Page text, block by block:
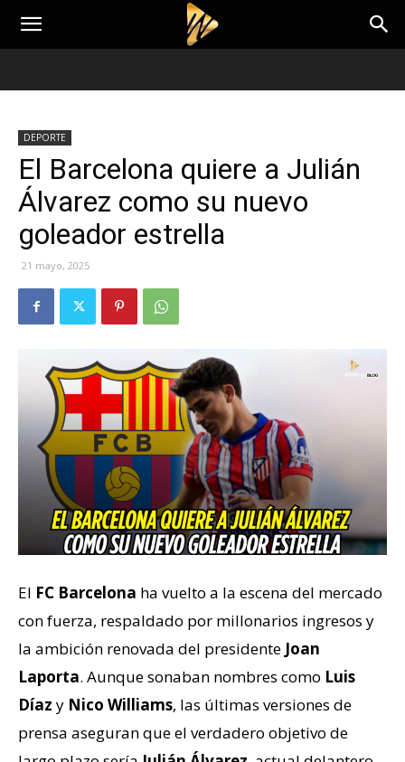
DEPORTE
El Barcelona quiere a Julián
Álvarez como su nuevo
goleador estrella
21 mayo, 2025
El FC Barcelona ha vuelto a la escena del mercado
con fuerza, respaldado por millonarios ingresos y
la ambición renovada del presidente Joan
Laporta. Aunque sonaban nombres como Luis
Díaz y Nico Williams, las últimas versiones de
prensa aseguran que el verdadero objetivo de